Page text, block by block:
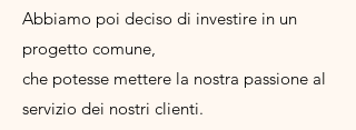
Abbiamo poi deciso di investire in un
progetto comune,
che potesse mettere la nostra passione al
servizio dei nostri clienti.